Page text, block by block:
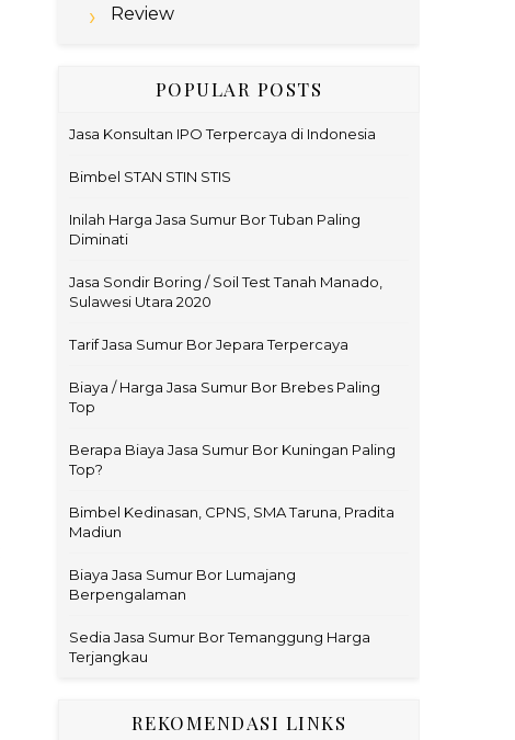
Review
POPULAR POSTS
Jasa Konsultan IPO Terpercaya di Indonesia
Bimbel STAN STIN STIS
Inilah Harga Jasa Sumur Bor Tuban Paling
Diminati
Jasa Sondir Boring / Soil Test Tanah Manado,
Sulawesi Utara 2020
Tarif Jasa Sumur Bor Jepara Terpercaya
Biaya / Harga Jasa Sumur Bor Brebes Paling
Top
Berapa Biaya Jasa Sumur Bor Kuningan Paling
Top?
Bimbel Kedinasan, CPNS, SMA Taruna, Pradita
Madiun
Biaya Jasa Sumur Bor Lumajang
Berpengalaman
Sedia Jasa Sumur Bor Temanggung Harga
Terjangkau
REKOMENDASI LINKS